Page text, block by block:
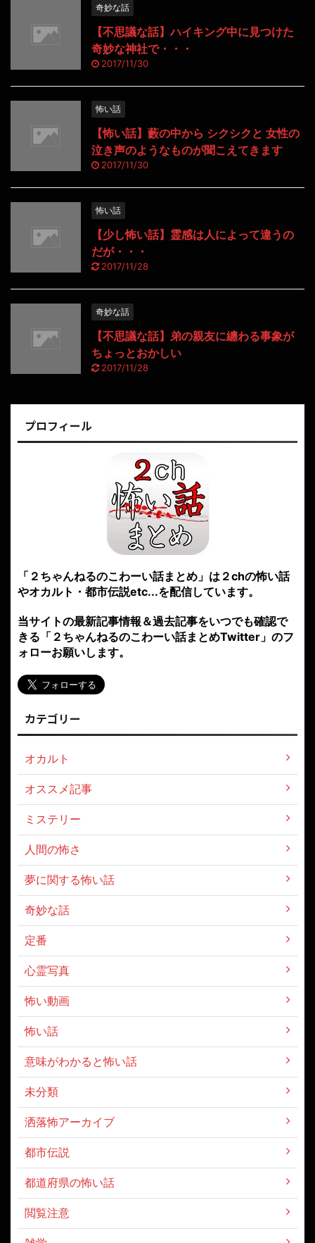
奇妙な話
【不思議な話】ハイキング中に見つけた
奇妙な神社で・・・
2017/11/30
怖い話
【怖い話】藪の中から シクシクと 女性の
泣き声のようなものが聞こえてきます
2017/11/30
怖い話
【少し怖い話】霊感は人によって違うの
だが・・・
2017/11/28
奇妙な話
【不思議な話】弟の親友に纏わる事象が
ちょっとおかしい
2017/11/28
プロフィール
「２ちゃんねるのこわーい話まとめ」は２chの怖い話
やオカルト・都市伝説etc...を配信しています。
当サイトの最新記事情報＆過去記事をいつでも確認で
きる「２ちゃんねるのこわーい話まとめTwitter」のフ
ォローお願いします。
カテゴリー
オカルト
オススメ記事
ミステリー
人間の怖さ
夢に関する怖い話
奇妙な話
定番
心霊写真
怖い動画
怖い話
意味がわかると怖い話
未分類
洒落怖アーカイブ
都市伝説
都道府県の怖い話
閲覧注意